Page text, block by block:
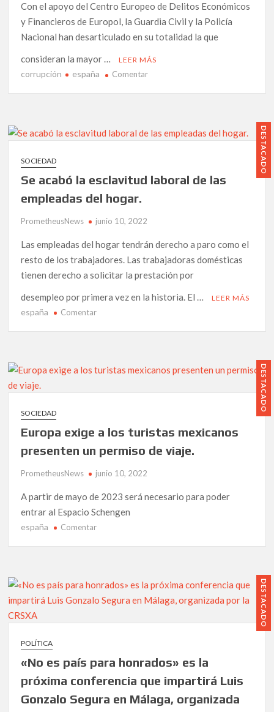
las
tentaciones»
Advierte
González.
Con el apoyo del Centro Europeo de Delitos Económicos
y Financieros de Europol, la Guardia Civil y la Policía
Nacional han desarticulado en su totalidad la que
consideran la mayor …
LEER MÁS
corrupción españa Comentaren
guardias
civiles,
nacional,
detenidos
por
colaborar
el
DESTACADO
SOCIEDAD
Se acabó la esclavitud laboral de las
empleadas del hogar.
PrometheusNews junio 10, 2022
Las empleadas del hogar tendrán derecho a paro como el
resto de los trabajadores. Las trabajadoras domésticas
tienen derecho a solicitar la prestación por
desempleo por primera vez en la historia. El …
LEER MÁS
españa Comentaren
esclavitud
de
del
DESTACADO
SOCIEDAD
Europa exige a los turistas mexicanos
presenten un permiso de viaje.
PrometheusNews junio 10, 2022
A partir de mayo de 2023 será necesario para poder
entrar al Espacio Schengen
españa Comentaren
mexicanos
de
DESTACADO
POLÍTICA
«No es país para honrados» es la
próxima conferencia que impartirá Luis
Gonzalo Segura en Málaga, organizada